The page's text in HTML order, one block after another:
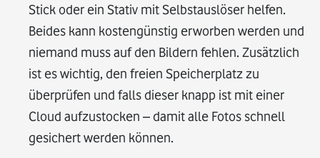
Stick oder ein Stativ mit Selbstauslöser helfen.
Beides kann kostengünstig erworben werden und
niemand muss auf den Bildern fehlen. Zusätzlich
ist es wichtig, den freien Speicherplatz zu
überprüfen und falls dieser knapp ist mit einer
Cloud aufzustocken – damit alle Fotos schnell
gesichert werden können.